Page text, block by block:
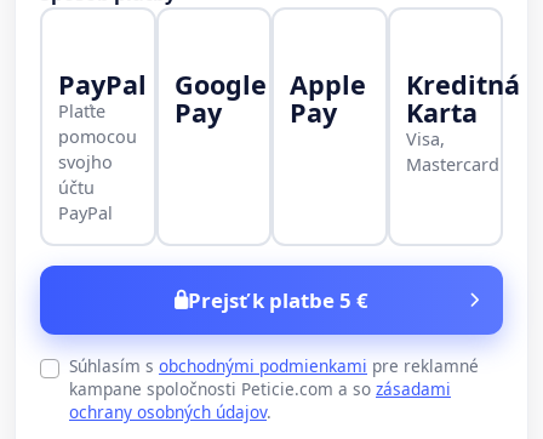
PayPal
Plaťte
pomocou
svojho
účtu
PayPal
Google
Pay
Apple
Pay
Kreditná
Karta
Visa,
Mastercard
Prejsť k platbe 5 €
Súhlasím s obchodnými podmienkami pre reklamné
kampane spoločnosti Peticie.com a so zásadami
ochrany osobných údajov.